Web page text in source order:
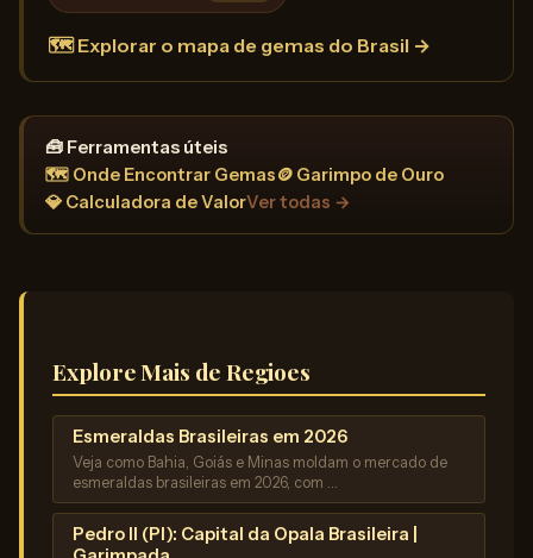
🗺️ Explorar o mapa de gemas do Brasil →
🧰 Ferramentas úteis
🗺️ Onde Encontrar Gemas🪙 Garimpo de Ouro
💎 Calculadora de ValorVer todas →
Explore Mais de Regioes
Esmeraldas Brasileiras em 2026
Veja como Bahia, Goiás e Minas moldam o mercado de
esmeraldas brasileiras em 2026, com …
Pedro II (PI): Capital da Opala Brasileira |